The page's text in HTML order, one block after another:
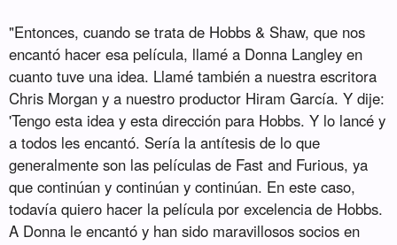
"Entonces, cuando se trata de Hobbs & Shaw, que nos
encantó hacer esa película, llamé a Donna Langley en
cuanto tuve una idea. Llamé también a nuestra escritora
Chris Morgan y a nuestro productor Hiram García. Y dije:
'Tengo esta idea y esta dirección para Hobbs. Y lo lancé y
a todos les encantó. Sería la antítesis de lo que
generalmente son las películas de Fast and Furious, ya
que continúan y continúan y continúan. En este caso,
todavía quiero hacer la película por excelencia de Hobbs.
A Donna le encantó y han sido maravillosos socios en